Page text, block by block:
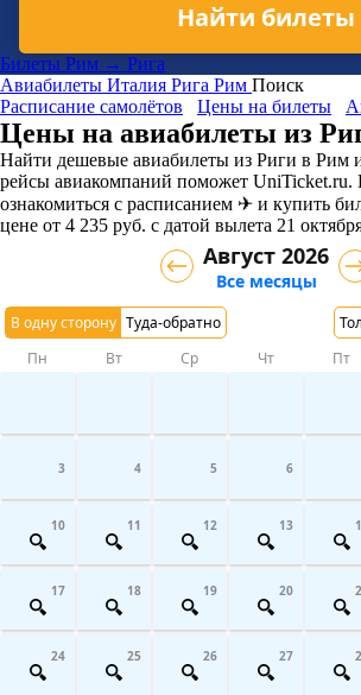
Найти билеты
Билеты Рим → Рига
Авиабилеты Италия Рига Рим Поиск
Расписание самолётов
Цены на билеты
Цены на авиабилеты из
Найти дешевые авиабилеты из Риги в Рим
рейсы авиакомпаний поможет UniTicket.ru.
ознакомиться с расписанием ✈ и купить
цене от 4 235 руб. с датой вылета 21
В одну сторону Туда-обратно
Август 2026
Все месяцы
Пн Вт Ср Чт Пт
3 4 5 6
10 11 12 13
17 18 19 20
24 25 26 27